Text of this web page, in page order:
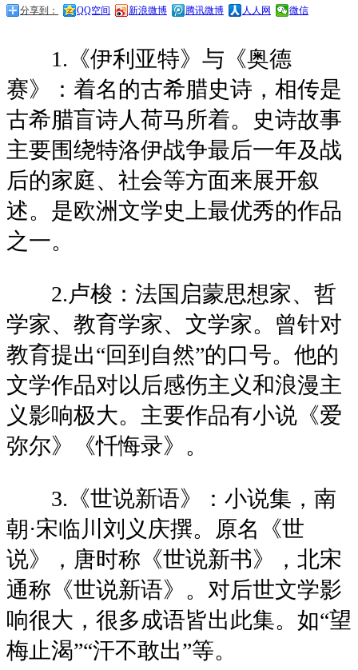
分享到： QQ空间 新浪微博 腾讯微博 人人网 微信
1.《伊利亚特》与《奥德
赛》：着名的古希腊史诗，相传是
古希腊盲诗人荷马所着。史诗故事
主要围绕特洛伊战争最后一年及战
后的家庭、社会等方面来展开叙
述。是欧洲文学史上最优秀的作品
之一。
2.卢梭：法国启蒙思想家、哲
学家、教育学家、文学家。曾针对
教育提出“回到自然”的口号。他的
文学作品对以后感伤主义和浪漫主
义影响极大。主要作品有小说《爱
弥尔》《忏悔录》。
3.《世说新语》：小说集，南
朝·宋临川刘义庆撰。原名《世
说》，唐时称《世说新书》，北宋
通称《世说新语》。对后世文学影
响很大，很多成语皆出此集。如“望
梅止渴”“汗不敢出”等。